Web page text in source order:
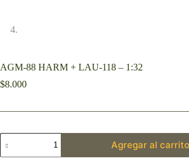
AGM-88 HARM + LAU-118 – 1:32
$8.000
Agregar al carrito